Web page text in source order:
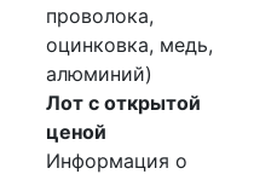
проволока,
оцинковка, медь,
алюминий)
Лот с открытой
ценой
Информация о